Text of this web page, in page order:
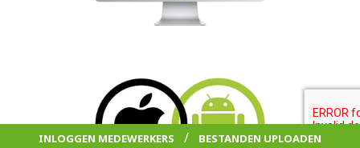
INLOGGEN MEDEWERKERS / BESTANDEN UPLOADEN